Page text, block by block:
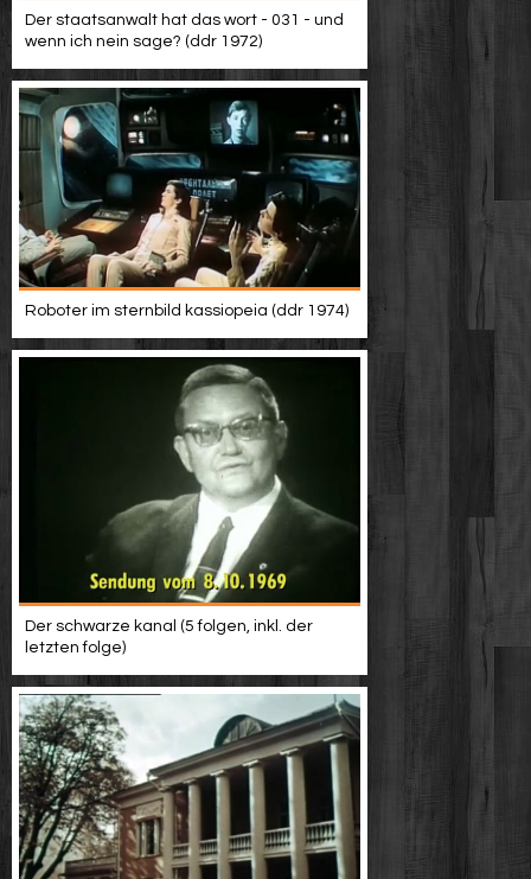
Der staatsanwalt hat das wort - 031 - und
wenn ich nein sage? (ddr 1972)
Roboter im sternbild kassiopeia (ddr 1974)
Der schwarze kanal (5 folgen, inkl. der
letzten folge)